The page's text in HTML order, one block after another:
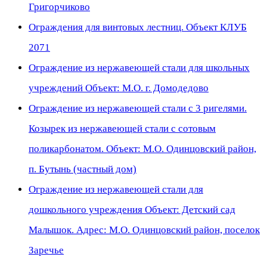
Григорчиково
Ограждения для винтовых лестниц. Объект КЛУБ
2071
Ограждение из нержавеющей стали для школьных
учреждений Объект: М.О. г. Домодедово
Ограждение из нержавеющей стали с 3 ригелями.
Козырек из нержавеющей стали с сотовым
поликарбонатом. Объект: М.О. Одинцовский район,
п. Бутынь (частный дом)
Ограждение из нержавеющей стали для
дошкольного учреждения Объект: Детский сад
Малышок. Адрес: М.О. Одинцовский район, поселок
Заречье